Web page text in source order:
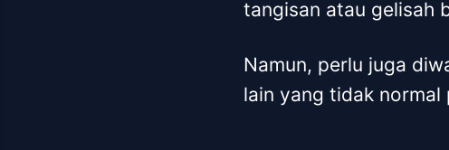
tangisan atau gelisah
Namun, perlu juga
lain yang tidak normal